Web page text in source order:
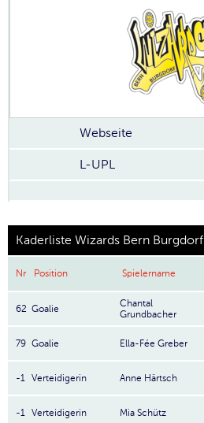
Webseite
L-UPL
Kaderliste Wizards Bern Burgdorf
Nr Position Spielername
62 Goalie
Chantal
Grundbacher
79 Goalie Ella-Fée Greber
-1 Verteidigerin Anne Härtsch
-1 Verteidigerin Mia Schütz